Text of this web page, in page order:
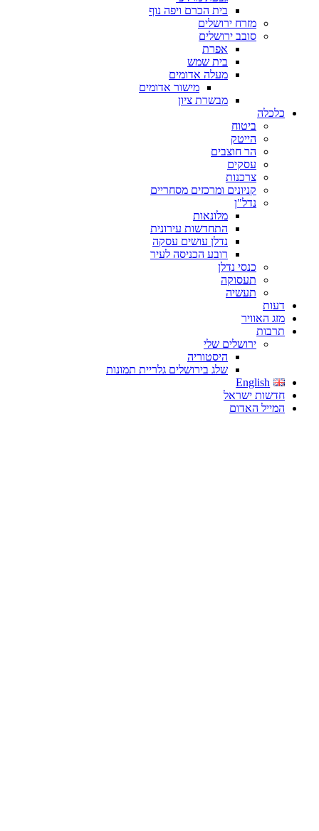
בית הכרם ויפה נוף
מזרח ירושלים
סובב ירושלים
אפרת
בית שמש
מעלה אדומים
מישור אדומים
מבשרת ציון
כלכלה
ביטוח
הייטק
הר חוצבים
עסקים
צרכנות
קניונים ומרכזים מסחריים
נדל"ן
מלונאות
התחדשות עירונית
נדלן עושים עסקה
רובע הכניסה לעיר
כנסי נדלן
תעסוקה
תעשיה
דעות
מזג האוויר
תרבות
ירושלים שלי
היסטוריה
שלג בירושלים גלריית תמונות
English
חדשות ישראל
המייל האדום